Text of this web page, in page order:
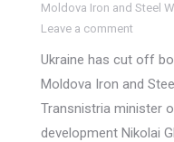
Moldova Iron and Steel
Leave a comment
Ukraine has cut off
Moldova Iron and
Transnistria minister
development Nikolai